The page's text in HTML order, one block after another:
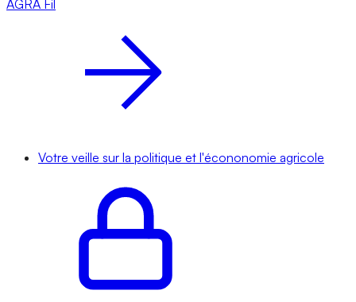
AGRA Fil
Votre veille sur la politique et l'écononomie agricole